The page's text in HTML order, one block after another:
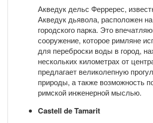
Акведук дельс Ферререс,
Акведук дьявола, расположен
городского парка. Это
сооружение, которое римляне
для переброски воды в город,
нескольких километрах от
предлагает великолепную
природы, а также возможность
римской инженерной мыслью.
Castell de Tamarit